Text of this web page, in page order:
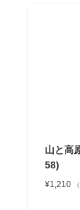
山と高
58)
¥1,210